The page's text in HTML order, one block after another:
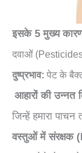
इसके 5 मुख्य
दवाओं
दुष्प्रभाव: पेट के
आहारों की
जिन्हें हमारा
वस्तुओं में संरक्षक